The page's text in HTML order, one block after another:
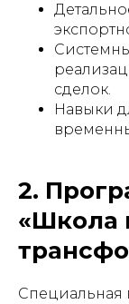
сделок.
Навыки
2.
«Школа
Специальная